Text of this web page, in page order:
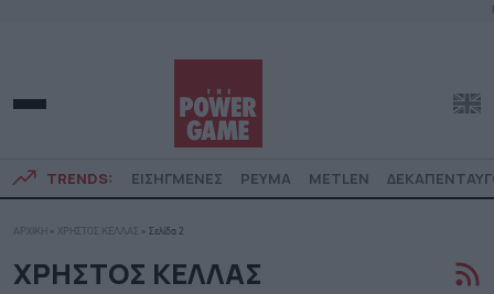
TRENDS: ΕΙΣΗΓΜΕΝΕΣ ΡΕΥΜΑ METLEN
ΑΡΧΙΚΗ » ΧΡΗΣΤΟΣ ΚΕΛΛΑΣ » Σελίδα 2
ΧΡΗΣΤΟΣ ΚΕΛΛΑΣ